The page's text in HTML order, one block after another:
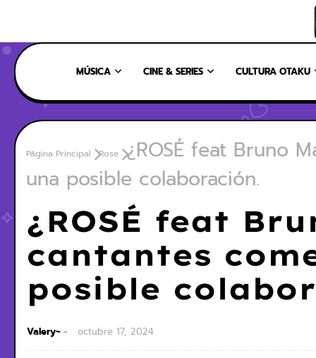
MÚSICA CINE & SERIES CULTURA OTAKU
Página Principal Rose
¿ROSÉ feat Bruno
una posible colaboración.
¿ROSÉ feat
cantantes
posible
Valery~ octubre 17, 2024